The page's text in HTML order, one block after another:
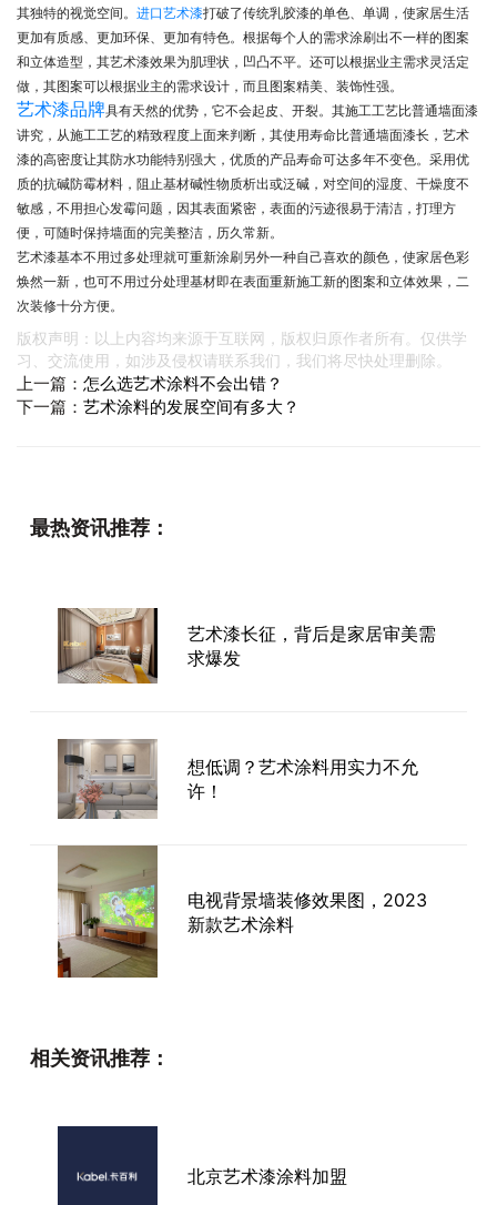
其独特的视觉空间。 进口艺术漆打破了传统乳胶漆的单色、单调，使家居生活
更加有质感、更加环保、更加有特色。根据每个人的需求涂刷出不一样的图案
和立体造型，其艺术漆效果为肌理状，凹凸不平。还可以根据业主需求灵活定
做，其图案可以根据业主的需求设计，而且图案精美、装饰性强。
艺术漆品牌具有天然的优势，它不会起皮、开裂。其施工工艺比普通墙面漆
讲究，从施工工艺的精致程度上面来判断，其使用寿命比普通墙面漆长，艺术
漆的高密度让其防水功能特别强大，优质的产品寿命可达多年不变色。采用优
质的抗碱防霉材料，阻止基材碱性物质析出或泛碱，对空间的湿度、干燥度不
敏感，不用担心发霉问题，因其表面紧密，表面的污迹很易于清洁，打理方
便，可随时保持墙面的完美整洁，历久常新。
艺术漆基本不用过多处理就可重新涂刷另外一种自己喜欢的颜色，使家居色彩
焕然一新，也可不用过分处理基材即在表面重新施工新的图案和立体效果，二
次装修十分方便。
版权声明：以上内容均来源于互联网，版权归原作者所有。仅供学
习、交流使用，如涉及侵权请联系我们，我们将尽快处理删除。
上一篇： 怎么选艺术涂料不会出错？
下一篇： 艺术涂料的发展空间有多大？
最热资讯推荐：
艺术漆长征，背后是家居审美需
求爆发
想低调？艺术涂料用实力不允
许！
电视背景墙装修效果图，2023
新款艺术涂料
揭开艺术漆加盟的财富密码：抓
住家居装饰行业的黄金机遇
相关资讯推荐：
北京艺术漆涂料加盟